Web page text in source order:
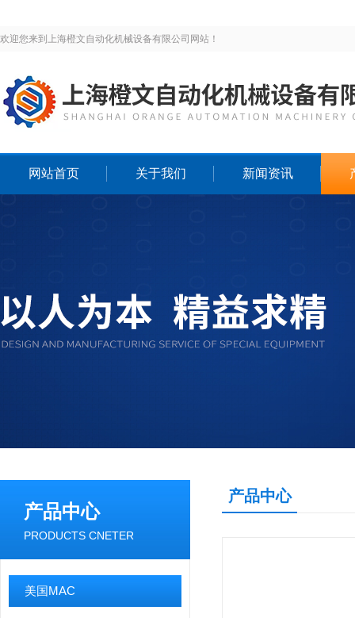
欢迎您来到上海橙文自动化机械设备有限公司网站！
网站首页 关于我们 新闻资讯
产品中心
PRODUCTS CNETER
美国MAC
产品中心